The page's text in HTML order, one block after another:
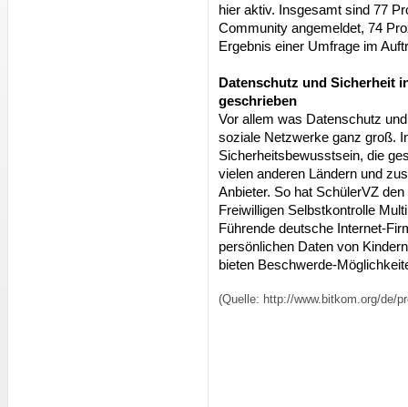
hier aktiv. Insgesamt sind 77
Community angemeldet, 74
Ergebnis einer Umfrage im
Datenschutz und Sicherheit
geschrieben
Vor allem was Datenschutz
soziale Netzwerke ganz groß.
Sicherheitsbewusstsein, die
vielen anderen Ländern und
Anbieter. So hat SchülerVZ
Freiwilligen Selbstkontrolle
Führende deutsche Internet-
persönlichen Daten von
bieten Beschwerde-
(Quelle: http://www.bitkom.org/de/